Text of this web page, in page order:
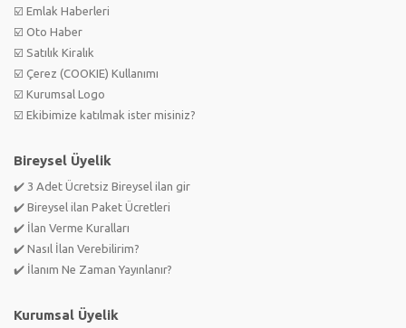
☑️ Emlak Haberleri
☑️ Oto Haber
☑️ Satılık Kiralık
☑️ Çerez (COOKIE) Kullanımı
☑️ Kurumsal Logo
☑️ Ekibimize katılmak ister misiniz?
Bireysel Üyelik
✔️ 3 Adet Ücretsiz Bireysel ilan gir
✔️ Bireysel ilan Paket Ücretleri
✔️ İlan Verme Kuralları
✔️ Nasıl İlan Verebilirim?
✔️ İlanım Ne Zaman Yayınlanır?
Kurumsal Üyelik